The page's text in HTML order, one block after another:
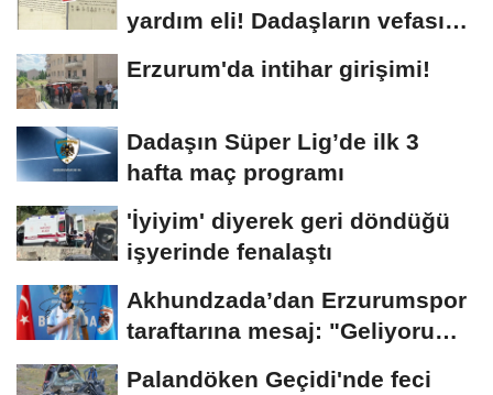
yardım eli! Dadaşların vefası
Erzurum'da intihar girişimi!
Dadaşın Süper Lig’de ilk 3
hafta maç programı
'İyiyim' diyerek geri döndüğü
işyerinde fenalaştı
Akhundzada’dan Erzurumspor
taraftarına mesaj: "Geliyorum
Palandöken Geçidi'nde feci